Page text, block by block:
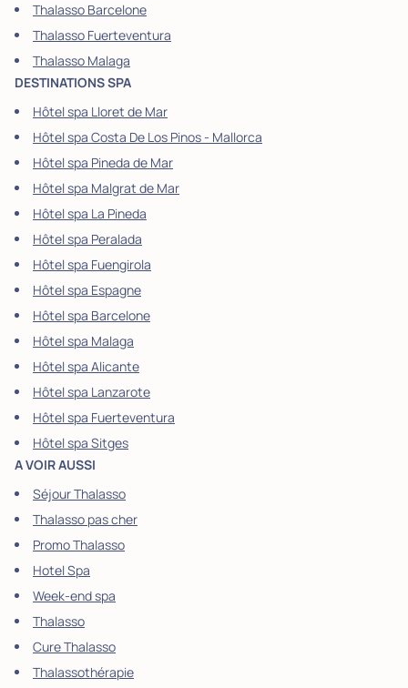
Thalasso Barcelone
Thalasso Fuerteventura
Thalasso Malaga
DESTINATIONS SPA
Hôtel spa Lloret de Mar
Hôtel spa Costa De Los Pinos - Mallorca
Hôtel spa Pineda de Mar
Hôtel spa Malgrat de Mar
Hôtel spa La Pineda
Hôtel spa Peralada
Hôtel spa Fuengirola
Hôtel spa Espagne
Hôtel spa Barcelone
Hôtel spa Malaga
Hôtel spa Alicante
Hôtel spa Lanzarote
Hôtel spa Fuerteventura
Hôtel spa Sitges
A VOIR AUSSI
Séjour Thalasso
Thalasso pas cher
Promo Thalasso
Hotel Spa
Week-end spa
Thalasso
Cure Thalasso
Thalassothérapie